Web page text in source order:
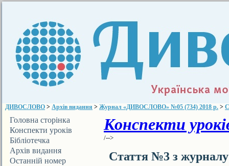
ДИВОСЛОВО > Архів видання > Журнал «ДИВОСЛОВО» №05 (734) 2018 р. >
Головна сторінка
Конспекти уроків
Бібліотечка
ДИВОСЛОВА
Архів видання
Останній номер
Конспекти
/-->
Стаття №3 з